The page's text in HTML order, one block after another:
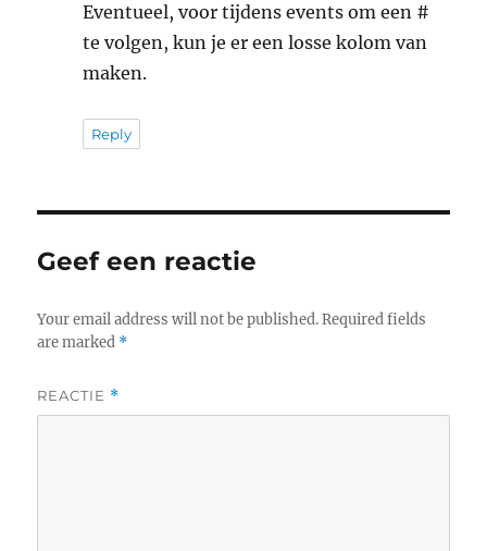
Eventueel, voor tijdens events om een #
te volgen, kun je er een losse kolom van
maken.
Reply
Geef een reactie
Your email address will not be published. Required fields
are marked *
REACTIE *